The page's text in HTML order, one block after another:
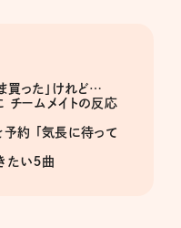
買った」けれど…
チームメイトの反応
約 「気長に待って
たい５曲